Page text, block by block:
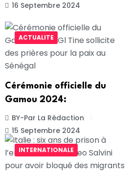
16 Septembre 2024
ACTUALITE
Cérémonie officielle du
Gamou 2024:
BY-Par La Rédaction
15 Septembre 2024
INTERNATIONALE